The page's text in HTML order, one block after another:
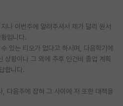
나 이번주에 알려주셔서 제가 달리 원서
입니다.
있는 티오가 없다고 하시며, 다음학기에
상황이나 그 외에 추후 인건비 졸업 계획
합니다.
, 다음주에 잡혀 그 사이에 저 또한 대책을